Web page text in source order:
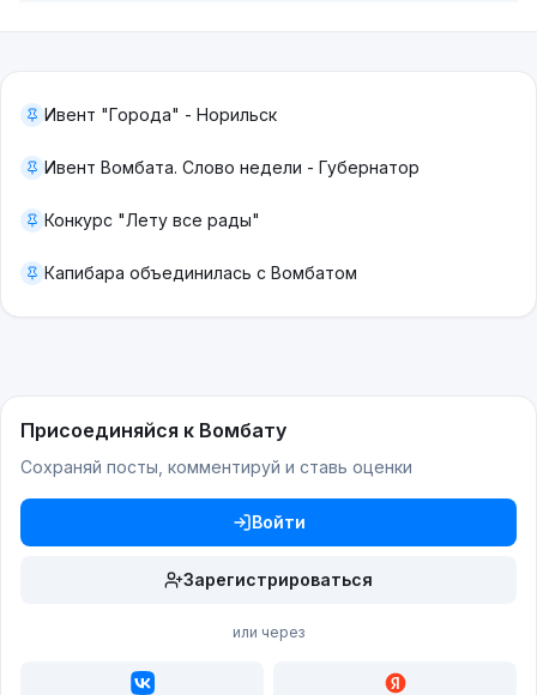
Ивент "Города" - Норильск
Ивент Вомбата. Слово недели - Губернатор
Конкурс "Лету все рады"
Капибара объединилась с Вомбатом
Присоединяйся к Вомбату
Сохраняй посты, комментируй и ставь оценки
Войти
Зарегистрироваться
или через